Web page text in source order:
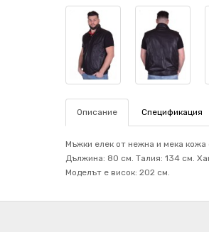
Описание Спецификация
Мъжки елек от нежна и мека кожа
Дължина: 80 см. Талия: 134 см.
Mоделът е висок: 202 см.